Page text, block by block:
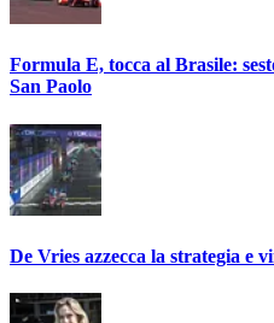
Formula E, tocca al Brasile:
San Paolo
De Vries azzecca la strategia e